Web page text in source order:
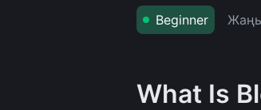
Beginner
What Is